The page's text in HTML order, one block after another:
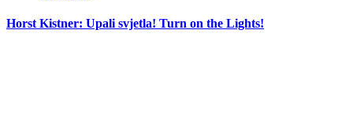
Horst Kistner: Upali svjetla! Turn on the Lights!